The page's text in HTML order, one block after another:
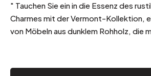
" Tauchen Sie ein in die Essenz des
Charmes mit der Vermont-Kollektion,
von Möbeln aus dunklem Rohholz, die
verkörpert den Reichtum der indischen